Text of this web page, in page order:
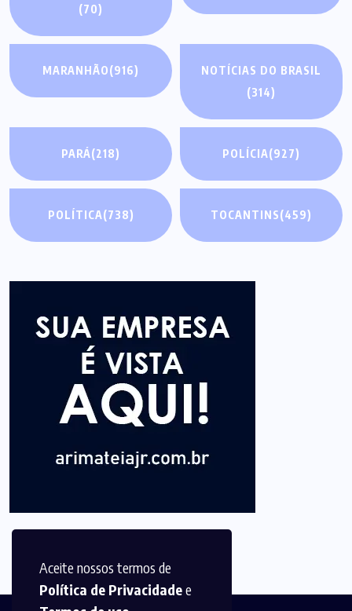
Aceite nossos termos de
Política de Privacidadee
(70)
MARANHÃO(916)
NOTÍCIAS DO BRASIL
(314)
PARÁ(218) POLÍCIA(927)
POLÍTICA(738) TOCANTINS(459)